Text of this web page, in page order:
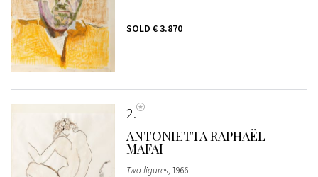
SOLD € 3.870
2
ANTONIETTA RAPHAËL
MAFAI
Two figures, 1966